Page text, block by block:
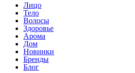
Лицо
Тело
Волосы
Здоровье
Арома
Дом
Новинки
Бренды
Блог